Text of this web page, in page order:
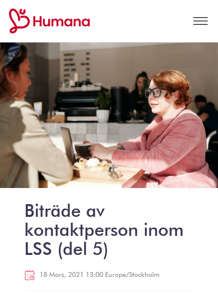
Biträde av
kontaktperson inom
LSS (del 5)
18 Mars, 2021 13:00 Europe/Stockholm